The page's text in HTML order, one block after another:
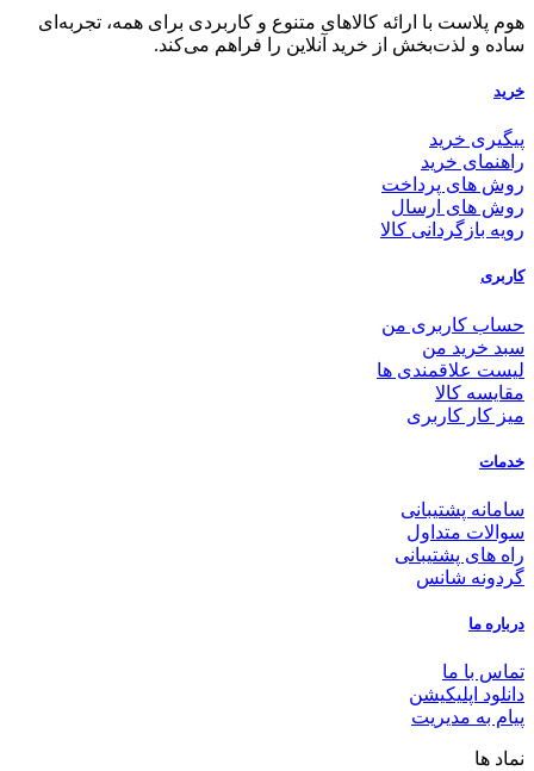
هوم پلاست با ارائه کالاهای متنوع و کاربردی برای همه، تجربه‌ای
ساده و لذت‌بخش از خرید آنلاین را فراهم می‌کند.
خرید
پیگیری خرید
راهنمای خرید
روش های پرداخت
روش های ارسال
رویه بازگردانی کالا
کاربری
حساب کاربری من
سبد خرید من
لیست علاقمندی ها
مقایسه کالا
میز کار کاربری
خدمات
سامانه پشتیبانی
سوالات متداول
راه های پشتیبانی
گردونه شانس
درباره ما
تماس با ما
دانلود اپلیکیشن
پیام به مدیریت
نماد ها